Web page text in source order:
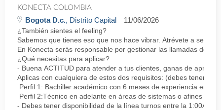
KONECTA COLOMBIA
Bogota D.c., Distrito Capital 11/06/2026
¿También sientes el feeling?
Sabemos que tienes eso que nos hace vibrar. Atrévete a ser
En Konecta serás responsable por gestionar las llamadas de
¿Qué necesitas para aplicar?
- Buena ACTITUD para atender a tus clientes, ganas de
Aplicas con cualquiera de estos dos requisitos: (debes tener
Perfil 1: Bachiller académico con 6 meses de experiencia en
Perfil 2:Técnico en adelante en áreas de sistemas o afines
- Debes tener disponibilidad de la línea turnos entre la 1:00AM